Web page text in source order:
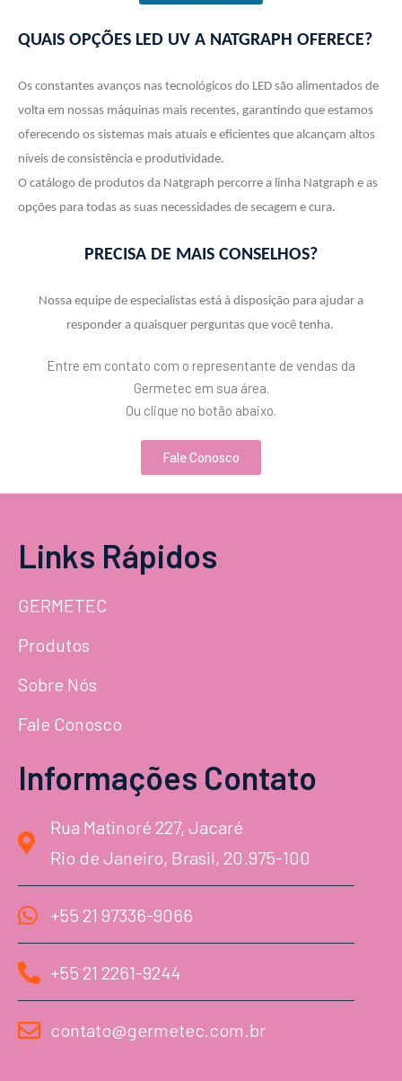
QUAIS OPÇÕES LED UV A NATGRAPH OFERECE?
Os constantes avanços nas tecnológicos do LED são alimentados de
volta em nossas máquinas mais recentes, garantindo que estamos
oferecendo os sistemas mais atuais e eficientes que alcançam altos
níveis de consistência e produtividade.
O catálogo de produtos da Natgraph percorre a linha Natgraph e as
opções para todas as suas necessidades de secagem e cura.
PRECISA DE MAIS CONSELHOS?
Nossa equipe de especialistas está à disposição para ajudar a
responder a quaisquer perguntas que você tenha.
Entre em contato com o representante de vendas da
Germetec em sua área.
Ou clique no botão abaixo.
Fale Conosco
Links Rápidos
GERMETEC
Produtos
Sobre Nós
Fale Conosco
Informações Contato
Rua Matinoré 227, Jacaré
Rio de Janeiro, Brasil, 20.975-100
+55 21 97336-9066
+55 21 2261-9244
contato@germetec.com.br